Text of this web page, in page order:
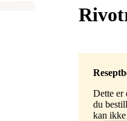
Merke
Dette er
du
kan ikke